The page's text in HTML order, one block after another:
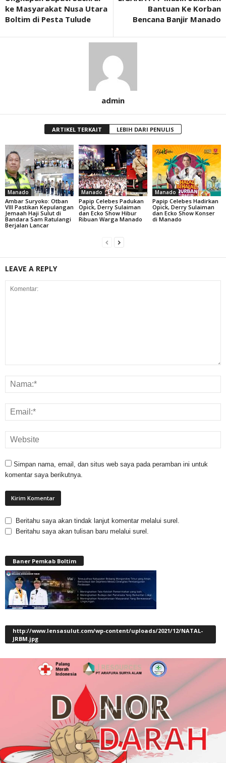
ke Masyarakat Nusa Utara
Boltim di Pesta Tulude
Bantuan Ke Korban
Bencana Banjir Manado
admin
ARTIKEL TERKAIT LEBIH DARI PENULIS
Manado
Ambar Suryoko: Otban
VIII Pastikan Kepulangan
Jemaah Haji Sulut di
Bandara Sam Ratulangi
Berjalan Lancar
Manado
Papip Celebes Padukan
Opick, Derry Sulaiman
dan Ecko Show Hibur
Ribuan Warga Manado
Manado
Papip Celebes Hadirkan
Opick, Derry Sulaiman
dan Ecko Show Konser
di Manado
LEAVE A REPLY
Simpan nama, email, dan situs web saya pada peramban ini untuk
komentar saya berikutnya.
Beritahu saya akan tindak lanjut komentar melalui surel.
Beritahu saya akan tulisan baru melalui surel.
Baner Pemkab Boltim
http://www.lensasulut.com/wp-content/uploads/2021/12/NATAL-
JRBM.jpg